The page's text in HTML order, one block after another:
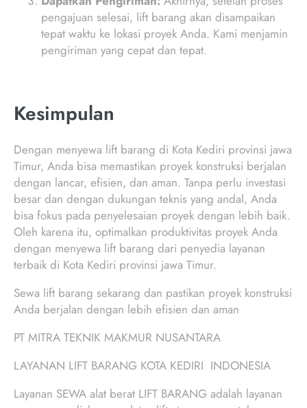
pengajuan selesai, lift barang akan disampaikan
tepat waktu ke lokasi proyek Anda. Kami menjamin
pengiriman yang cepat dan tepat.
Kesimpulan
Dengan menyewa lift barang di Kota Kediri provinsi jawa
Timur, Anda bisa memastikan proyek konstruksi berjalan
dengan lancar, efisien, dan aman. Tanpa perlu investasi
besar dan dengan dukungan teknis yang andal, Anda
bisa fokus pada penyelesaian proyek dengan lebih baik.
Oleh karena itu, optimalkan produktivitas proyek Anda
dengan menyewa lift barang dari penyedia layanan
terbaik di Kota Kediri provinsi jawa Timur.
Sewa lift barang sekarang dan pastikan proyek konstruksi
Anda berjalan dengan lebih efisien dan aman
PT MITRA TEKNIK MAKMUR NUSANTARA
LAYANAN LIFT BARANG KOTA KEDIRI INDONESIA
Layanan SEWA alat berat LIFT BARANG adalah layanan